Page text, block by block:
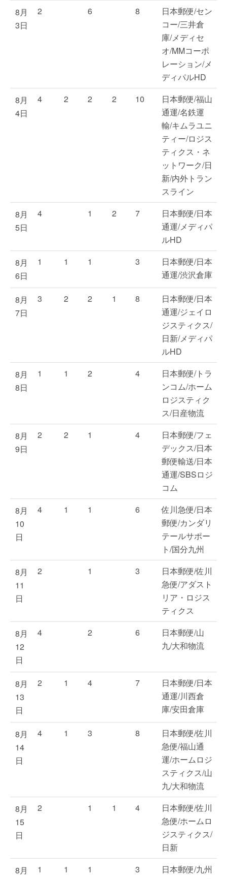
8月
3日
2 6 8
日本郵便/セン
コー/三井倉
庫/メディセ
オ/MMコーポ
レーション/メ
ディパルHD
8月
4日
4 2 2 2 10
日本郵便/福山
通運/名鉄運
輸/キムラユニ
ティー/ロジス
ティクス・ネ
ットワーク/日
新/内外トラン
スライン
8月
5日
4 1 2 7
日本郵便/日本
通運/メディパ
ルHD
8月
6日
1 1 1 3
日本郵便/日本
通運/渋沢倉庫
8月
7日
3 2 2 1 8
日本郵便/日本
通運/ジェイロ
ジスティクス/
日新/メディパ
ルHD
8月
8日
1 1 2 4
日本郵便/トラ
ンコム/ホーム
ロジスティク
ス/日産物流
8月
9日
2 2 1 4
日本郵便/フェ
デックス/日本
郵便輸送/日本
通運/SBSロジ
コム
8月
10
日
4 1 1 6
佐川急便/日本
郵便/カンダリ
テールサポー
ト/国分九州
8月
11
日
2 1 3
日本郵便/佐川
急便/アダスト
リア・ロジス
ティクス
8月
12
日
4 2 6
日本郵便/山
九/大和物流
8月
13
日
2 1 4 7
日本郵便/日本
通運/川西倉
庫/安田倉庫
8月
14
日
4 1 3 8
日本郵便/佐川
急便/福山通
運/ホームロジ
スティクス/山
九/大和物流
8月
15
日
2 1 1 4
日本郵便/佐川
急便/ホームロ
ジスティクス/
日新
8月
1 1 1 3
日本郵便/九州